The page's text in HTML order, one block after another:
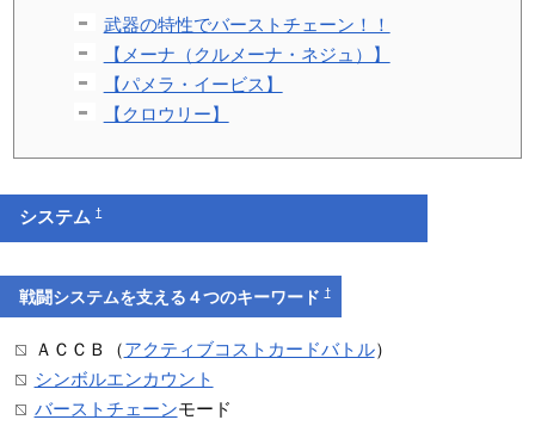
武器の特性でバーストチェーン！！
【メーナ（クルメーナ・ネジュ）】
【パメラ・イービス】
【クロウリー】
システム†
戦闘システムを支える４つのキーワード†
ＡＣＣＢ（アクティブコストカードバトル）
シンボルエンカウント
バーストチェーンモード